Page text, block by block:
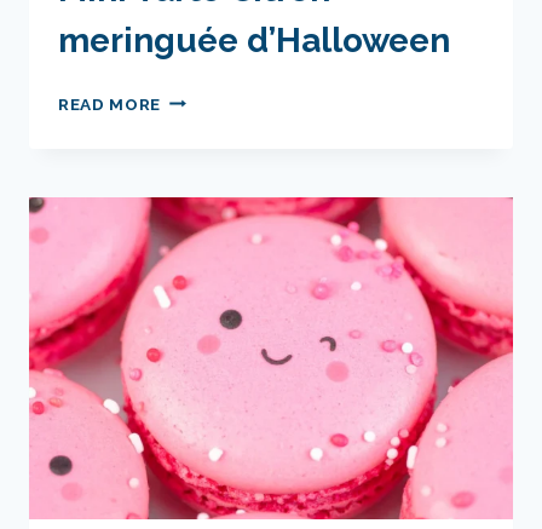
meringuée d’Halloween
READ MORE ATELIER
TARTE
CITRON
MERINGUÉE
D’HALLOWEEN